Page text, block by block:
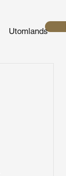
Utomlands